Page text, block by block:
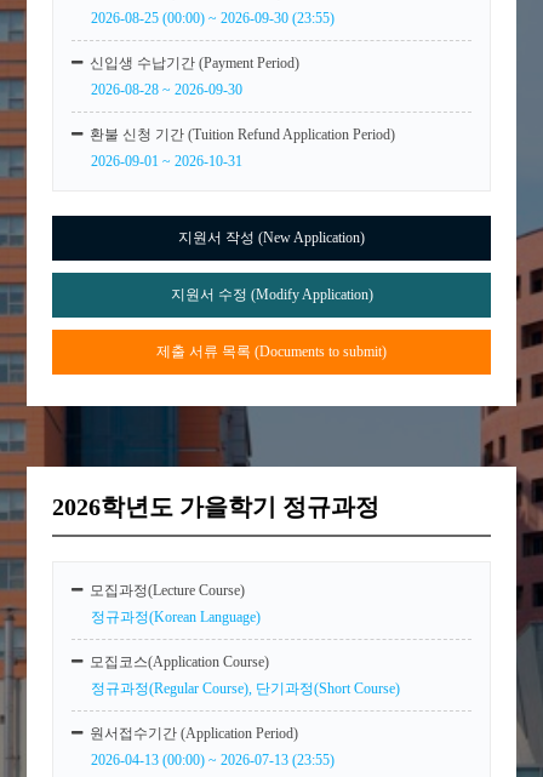
2026-08-25 (00:00) ~ 2026-09-30 (23:55)
신입생 수납기간 (Payment Period)
2026-08-28 ~ 2026-09-30
환불 신청 기간 (Tuition Refund Application Period)
2026-09-01 ~ 2026-10-31
지원서 작성 (New Application)
지원서 수정 (Modify Application)
제출 서류 목록 (Documents to submit)
2026학년도 가을학기 정규과정
모집과정(Lecture Course)
정규과정(Korean Language)
모집코스(Application Course)
정규과정(Regular Course), 단기과정(Short Course)
원서접수기간 (Application Period)
2026-04-13 (00:00) ~ 2026-07-13 (23:55)